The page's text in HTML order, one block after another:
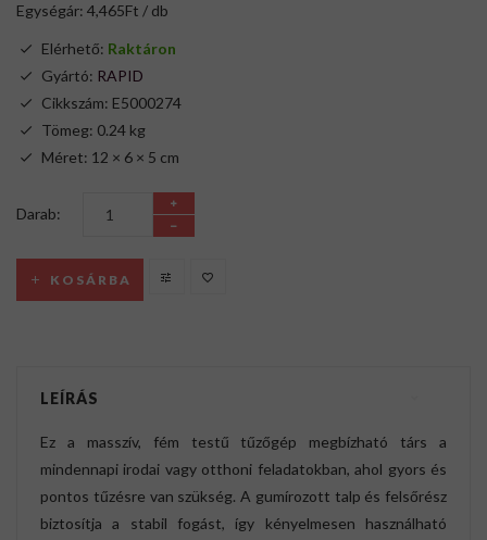
Egységár: 4,465Ft / db
Elérhető: Raktáron
Gyártó: RAPID
Cikkszám: E5000274
Tömeg: 0.24 kg
Méret: 12 × 6 × 5 cm
Darab:
KOSÁRBA
LEÍRÁS
Ez a masszív, fém testű tűzőgép megbízható társ a
mindennapi irodai vagy otthoni feladatokban, ahol gyors és
pontos tűzésre van szükség. A gumírozott talp és felsőrész
biztosítja a stabil fogást, így kényelmesen használható